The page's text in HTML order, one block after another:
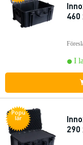
460
I
Popu
lär
290